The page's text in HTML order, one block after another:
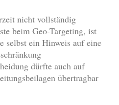
nicht vollständig
beim Geo-Targeting, ist
selbst ein Hinweis auf eine
dürfte auch auf
übertragbar